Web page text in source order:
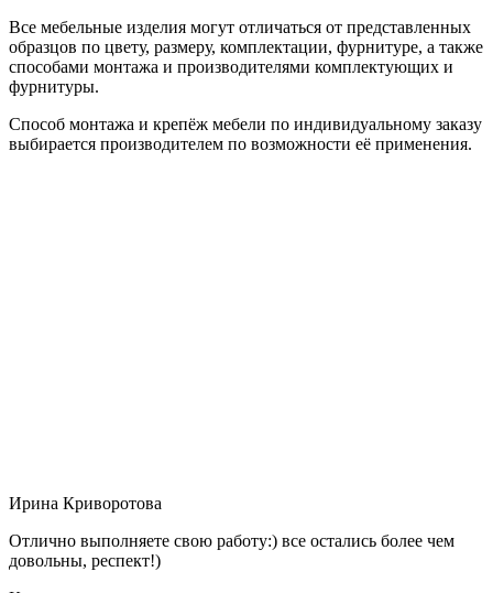
Все мебельные изделия могут отличаться от представленных
образцов по цвету, размеру, комплектации, фурнитуре, а также
способами монтажа и производителями комплектующих и
фурнитуры.
Способ монтажа и крепёж мебели по индивидуальному заказу
выбирается производителем по возможности её применения.
Ирина Криворотова
Отлично выполняете свою работу:) все остались более чем
довольны, респект!)